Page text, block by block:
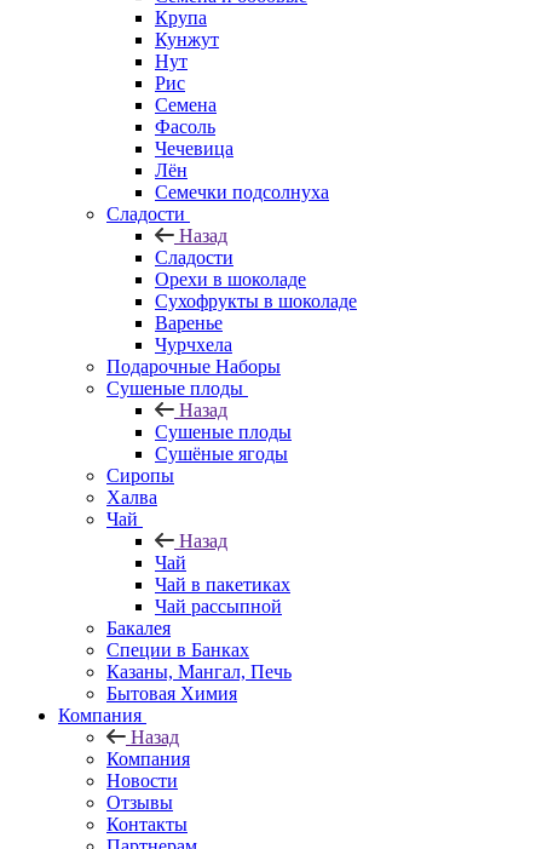
Крупа
Кунжут
Нут
Рис
Семена
Фасоль
Чечевица
Лён
Семечки подсолнуха
Сладости
Назад
Сладости
Орехи в шоколаде
Сухофрукты в шоколаде
Варенье
Чурчхела
Подарочные Наборы
Cушеные плоды
Назад
Cушеные плоды
Сушёные ягоды
Сиропы
Халва
Чай
Назад
Чай
Чай в пакетиках
Чай рассыпной
Бакалея
Специи в Банках
Казаны, Мангал, Печь
Бытовая Химия
Компания
Назад
Компания
Новости
Отзывы
Контакты